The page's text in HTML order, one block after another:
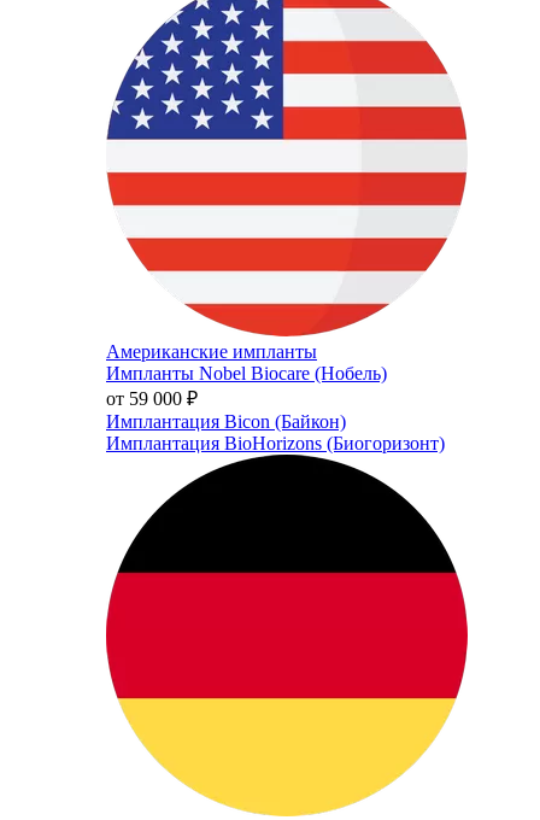
Американские импланты
Импланты Nobel Biocare (Нобель)
от 59 000 ₽
Имплантация Bicon (Байкон)
Имплантация BioHorizons (Биогоризонт)